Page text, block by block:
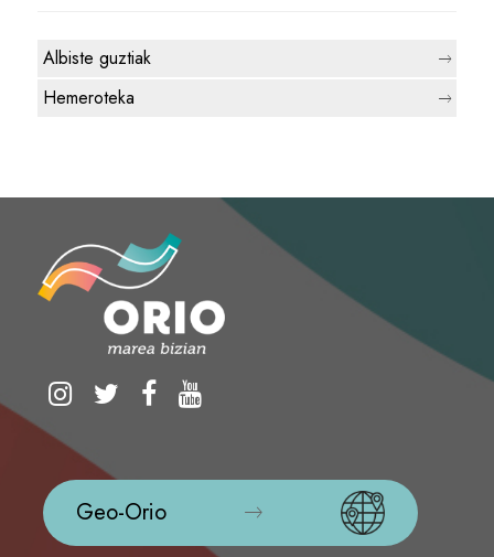
Albiste guztiak
Hemeroteka
Geo-Orio